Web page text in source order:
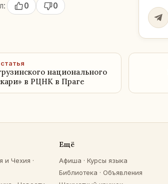
0 0
национального
в РЦНК в Праге
и Чехия ·
Ещё
Афиша · Курсы языка
Библиотека · Объявления